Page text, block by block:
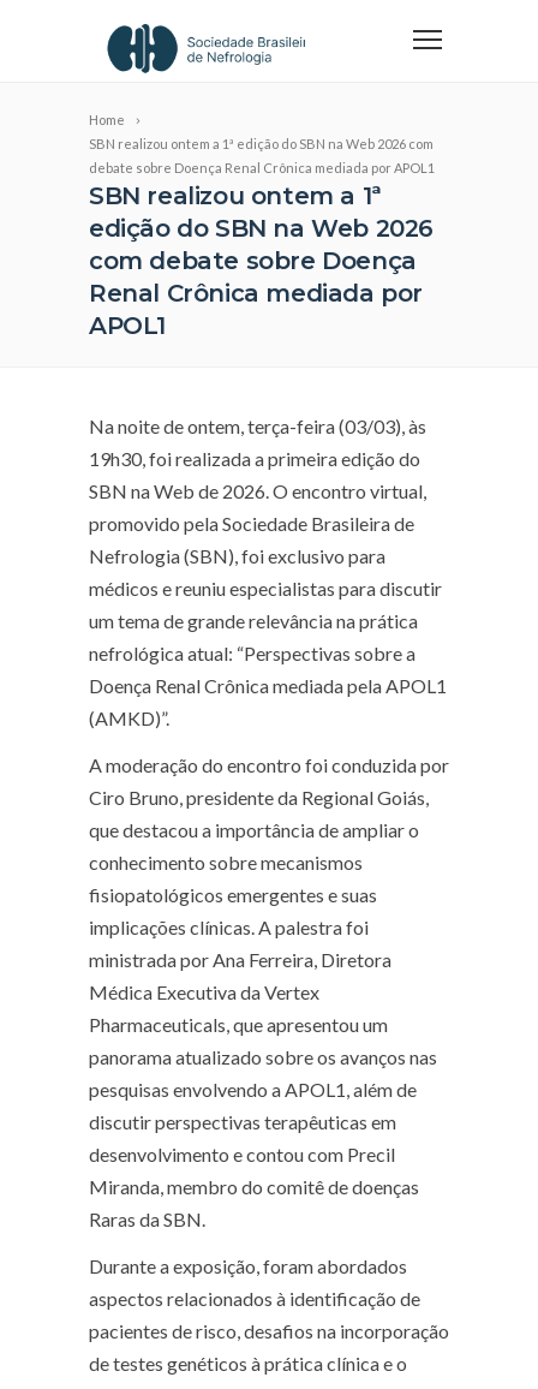
Home
SBN realizou ontem a 1ª edição do SBN na Web 2026 com
debate sobre Doença Renal Crônica mediada por APOL1
SBN realizou ontem a 1ª
edição do SBN na Web 2026
com debate sobre Doença
Renal Crônica mediada por
APOL1
Na noite de ontem, terça-feira (03/03), às
19h30, foi realizada a primeira edição do
SBN na Web de 2026. O encontro virtual,
promovido pela Sociedade Brasileira de
Nefrologia (SBN), foi exclusivo para
médicos e reuniu especialistas para discutir
um tema de grande relevância na prática
nefrológica atual: “Perspectivas sobre a
Doença Renal Crônica mediada pela APOL1
(AMKD)”.
A moderação do encontro foi conduzida por
Ciro Bruno, presidente da Regional Goiás,
que destacou a importância de ampliar o
conhecimento sobre mecanismos
fisiopatológicos emergentes e suas
implicações clínicas. A palestra foi
ministrada por Ana Ferreira, Diretora
Médica Executiva da Vertex
Pharmaceuticals, que apresentou um
panorama atualizado sobre os avanços nas
pesquisas envolvendo a APOL1, além de
discutir perspectivas terapêuticas em
desenvolvimento e contou com Precil
Miranda, membro do comitê de doenças
Raras da SBN.
Durante a exposição, foram abordados
aspectos relacionados à identificação de
pacientes de risco, desafios na incorporação
de testes genéticos à prática clínica e o